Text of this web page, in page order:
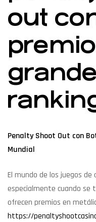
out
Penalty Shoot Out con
Mundial
El mundo de los juegos
especialmente cuando se
ofrecen premios en
https://